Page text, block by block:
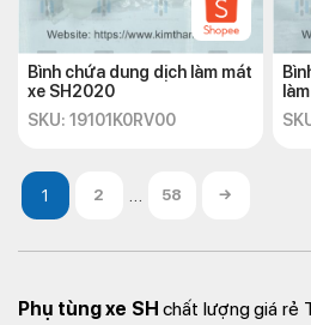
Bình chứa dung dịch làm mát
xe SH2020
SKU: 19101K0RV00
2 … 58 →
Phụ tùng xe SH chất lượng giá rẻ